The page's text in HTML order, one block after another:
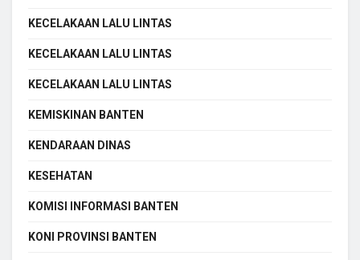
KECELAKAAN LALU LINTAS
KECELAKAAN LALU LINTAS
KECELAKAAN LALU LINTAS
KEMISKINAN BANTEN
KENDARAAN DINAS
KESEHATAN
KOMISI INFORMASI BANTEN
KONI PROVINSI BANTEN